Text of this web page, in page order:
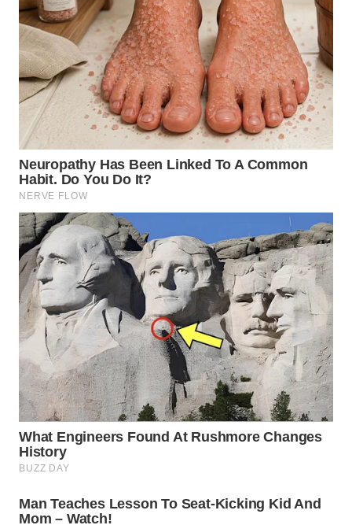
WN
DEPOK
WN
TAPANULI
UTARA
WN
SAMOSIR
PADANG
LAWAS
WN
SUMEDANG
WN
CIANJUR
WN
KEPULAUAN
SERIBU
WN